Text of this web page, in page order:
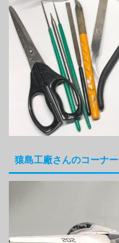
猿島工廠さんのコーナー